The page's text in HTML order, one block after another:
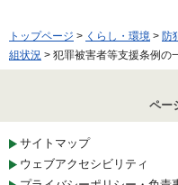
トップページ > くらし・環境 > 防
組状況 > 犯罪被害者等支援条例の
ペー
サイトマップ
ウェブアクセシビリティ